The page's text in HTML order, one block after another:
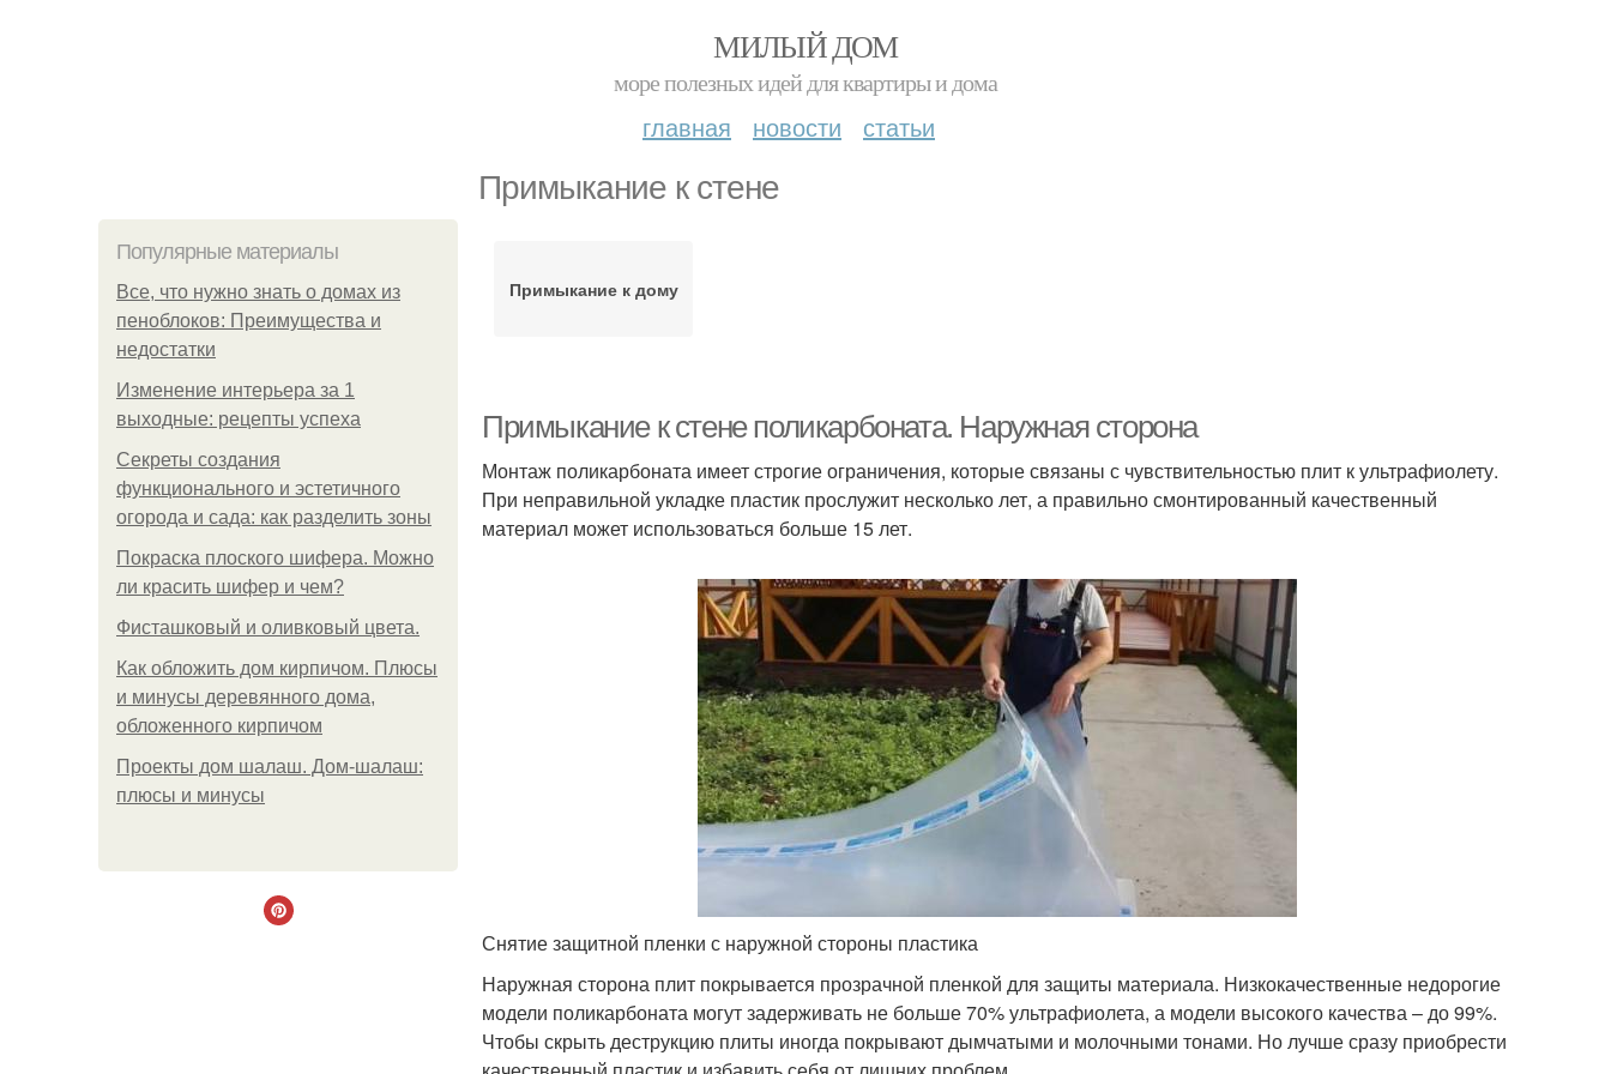
МИЛЫЙ ДОМ
море полезных идей для квартиры и дома
главная новости статьи
Примыкание к стене
Популярные материалы
Все, что нужно знать о домах из
пеноблоков: Преимущества и
недостатки
Изменение интерьера за 1
выходные: рецепты успеха
Секреты создания
функционального и эстетичного
огорода и сада: как разделить зоны
Покраска плоского шифера. Можно
ли красить шифер и чем?
Фисташковый и оливковый цвета.
Как обложить дом кирпичом. Плюсы
и минусы деревянного дома,
обложенного кирпичом
Проекты дом шалаш. Дом-шалаш:
плюсы и минусы
Примыкание к дому
Примыкание к стене поликарбоната. Наружная сторона
Монтаж поликарбоната имеет строгие ограничения, которые связаны с чувствительностью плит к ультрафиолету.
При неправильной укладке пластик прослужит несколько лет, а правильно смонтированный качественный
материал может использоваться больше 15 лет.
Снятие защитной пленки с наружной стороны пластика
Наружная сторона плит покрывается прозрачной пленкой для защиты материала. Низкокачественные недорогие
модели поликарбоната могут задерживать не больше 70% ультрафиолета, а модели высокого качества – до 99%.
Чтобы скрыть деструкцию плиты иногда покрывают дымчатыми и молочными тонами. Но лучше сразу приобрести